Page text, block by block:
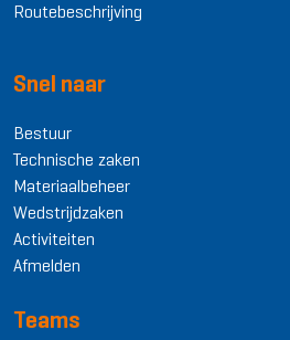
Routebeschrijving
Snel naar
Bestuur
Technische zaken
Materiaalbeheer
Wedstrijdzaken
Activiteiten
Afmelden
Teams